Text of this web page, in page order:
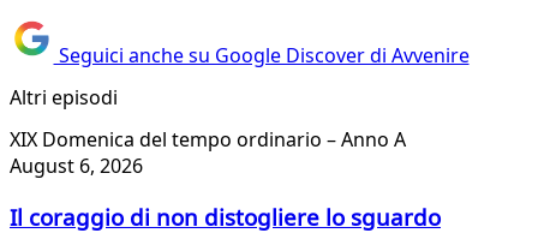
Seguici anche su Google Discover di Avvenire
Altri episodi
XIX Domenica del tempo ordinario – Anno A
August 6, 2026
Il coraggio di non distogliere lo sguardo